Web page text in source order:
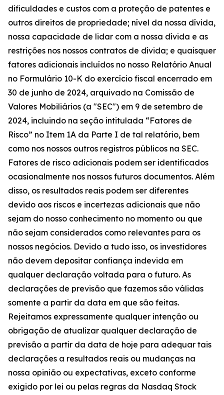
dificuldades e custos com a proteção de patentes e
outros direitos de propriedade; nível da nossa dívida,
nossa capacidade de lidar com a nossa dívida e as
restrições nos nossos contratos de dívida; e quaisquer
fatores adicionais incluídos no nosso Relatório Anual
no Formulário 10-K do exercício fiscal encerrado em
30 de junho de 2024, arquivado na Comissão de
Valores Mobiliários (a "SEC") em 9 de setembro de
2024, incluindo na seção intitulada “Fatores de
Risco” no Item 1A da Parte I de tal relatório, bem
como nos nossos outros registros públicos na SEC.
Fatores de risco adicionais podem ser identificados
ocasionalmente nos nossos futuros documentos. Além
disso, os resultados reais podem ser diferentes
devido aos riscos e incertezas adicionais que não
sejam do nosso conhecimento no momento ou que
não sejam considerados como relevantes para os
nossos negócios. Devido a tudo isso, os investidores
não devem depositar confiança indevida em
qualquer declaração voltada para o futuro. As
declarações de previsão que fazemos são válidas
somente a partir da data em que são feitas.
Rejeitamos expressamente qualquer intenção ou
obrigação de atualizar qualquer declaração de
previsão a partir da data de hoje para adequar tais
declarações a resultados reais ou mudanças na
nossa opinião ou expectativas, exceto conforme
exigido por lei ou pelas regras da Nasdaq Stock